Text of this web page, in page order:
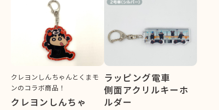
クレヨンしんちゃんとくまモ
ンのコラボ商品！
クレヨンしんちゃ
ラッピング電車
側面アクリルキーホ
ルダー